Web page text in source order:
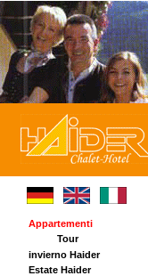
Appartementi
Tour
invierno Haider
Carta panoramica
Estate Haider